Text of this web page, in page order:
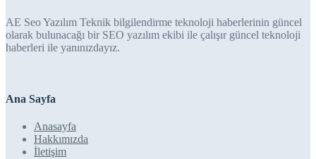
AE Seo Yazılım Teknik bilgilendirme teknoloji haberlerinin güncel
olarak bulunacağı bir SEO yazılım ekibi ile çalışır güncel teknoloji
haberleri ile yanınızdayız.
Ana Sayfa
Anasayfa
Hakkımızda
İletişim